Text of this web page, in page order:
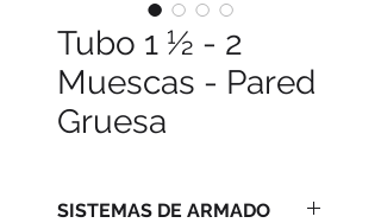
Tubo 1 ½ - 2
Muescas - Pared
Gruesa
SISTEMAS DE ARMADO